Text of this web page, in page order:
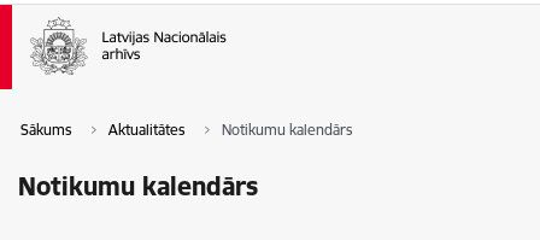
Sākums Aktualitātes Notikumu kalendārs
Notikumu kalendārs